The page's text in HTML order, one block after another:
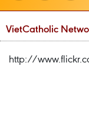
VietCatholic
http://